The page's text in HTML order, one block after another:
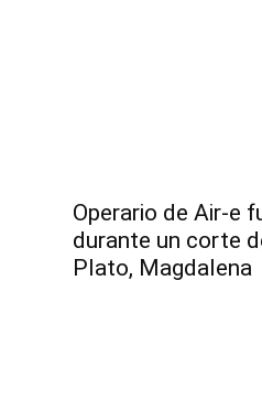
Operario de Air-e
durante un corte
Plato, Magdalena